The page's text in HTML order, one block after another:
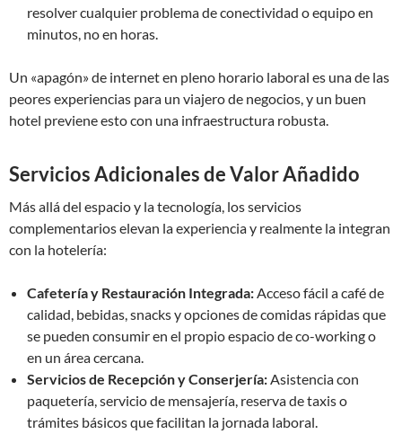
resolver cualquier problema de conectividad o equipo en
minutos, no en horas.
Un «apagón» de internet en pleno horario laboral es una de las
peores experiencias para un viajero de negocios, y un buen
hotel previene esto con una infraestructura robusta.
Servicios Adicionales de Valor Añadido
Más allá del espacio y la tecnología, los servicios
complementarios elevan la experiencia y realmente la integran
con la hotelería:
Cafetería y Restauración Integrada:Acceso fácil a café de
calidad, bebidas, snacks y opciones de comidas rápidas que
se pueden consumir en el propio espacio de co-working o
en un área cercana.
Servicios de Recepción y Conserjería:Asistencia con
paquetería, servicio de mensajería, reserva de taxis o
trámites básicos que facilitan la jornada laboral.